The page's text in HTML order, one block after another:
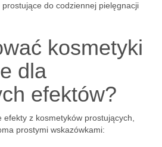
prostujące do codziennej pielęgnacji
kosmetyki
dla
efektów?
z kosmetyków prostujących,
prostymi wskazówkami: